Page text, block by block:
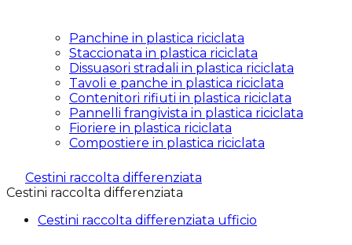
Panchine in plastica riciclata
Staccionata in plastica riciclata
Dissuasori stradali in plastica riciclata
Tavoli e panche in plastica riciclata
Contenitori rifiuti in plastica riciclata
Pannelli frangivista in plastica riciclata
Fioriere in plastica riciclata
Compostiere in plastica riciclata
Cestini raccolta differenziata
Cestini raccolta differenziata
Cestini raccolta differenziata ufficio